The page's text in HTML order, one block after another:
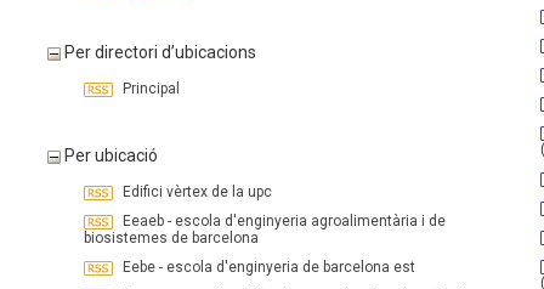
Per directori d’ubicacions
Principal
Per ubicació
Edifici vèrtex de la upc
Eeaeb - escola d'enginyeria agroalimentària i de
biosistemes de barcelona
Eebe - escola d'enginyeria de barcelona est